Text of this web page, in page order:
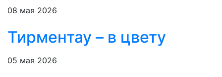
08 мая 2026
Тирментау – в цвету
05 мая 2026